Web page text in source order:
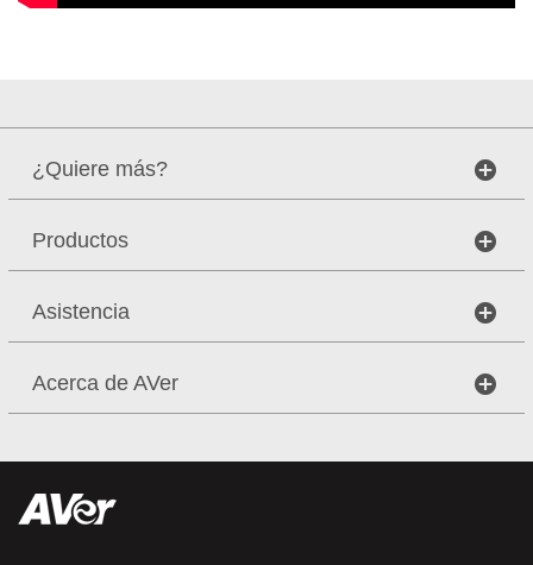
¿Quiere más?
Productos
Asistencia
Acerca de AVer